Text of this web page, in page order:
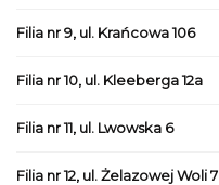
Filia nr 9, ul. Krańcowa 106
Filia nr 10, ul. Kleeberga 12a
Filia nr 11, ul. Lwowska 6
Filia nr 12, ul. Żelazowej Woli 7